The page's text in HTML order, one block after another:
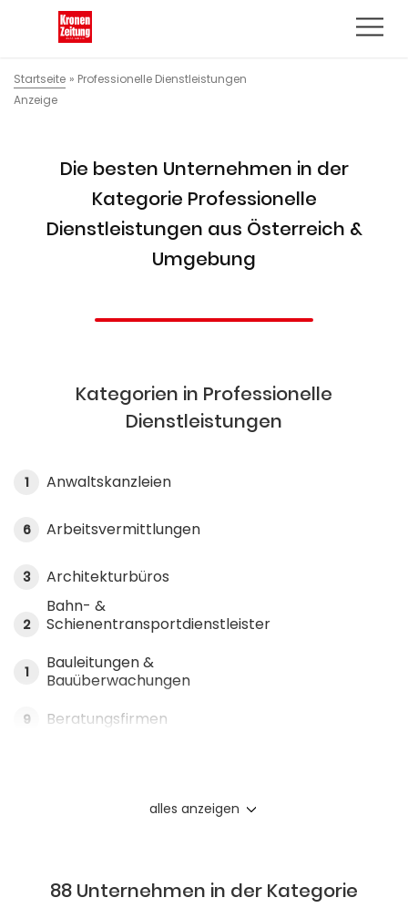
Startseite » Professionelle Dienstleistungen
Anzeige
Die besten Unternehmen in der
Kategorie Professionelle
Dienstleistungen aus Österreich &
Umgebung
Kategorien in Professionelle
Dienstleistungen
1 Anwaltskanzleien
6 Arbeitsvermittlungen
3 Architekturbüros
2
Bahn- &
Schienentransportdienstleister
1
Bauleitungen &
Bauüberwachungen
9 Beratungsfirmen
alles anzeigen
88 Unternehmen in der Kategorie